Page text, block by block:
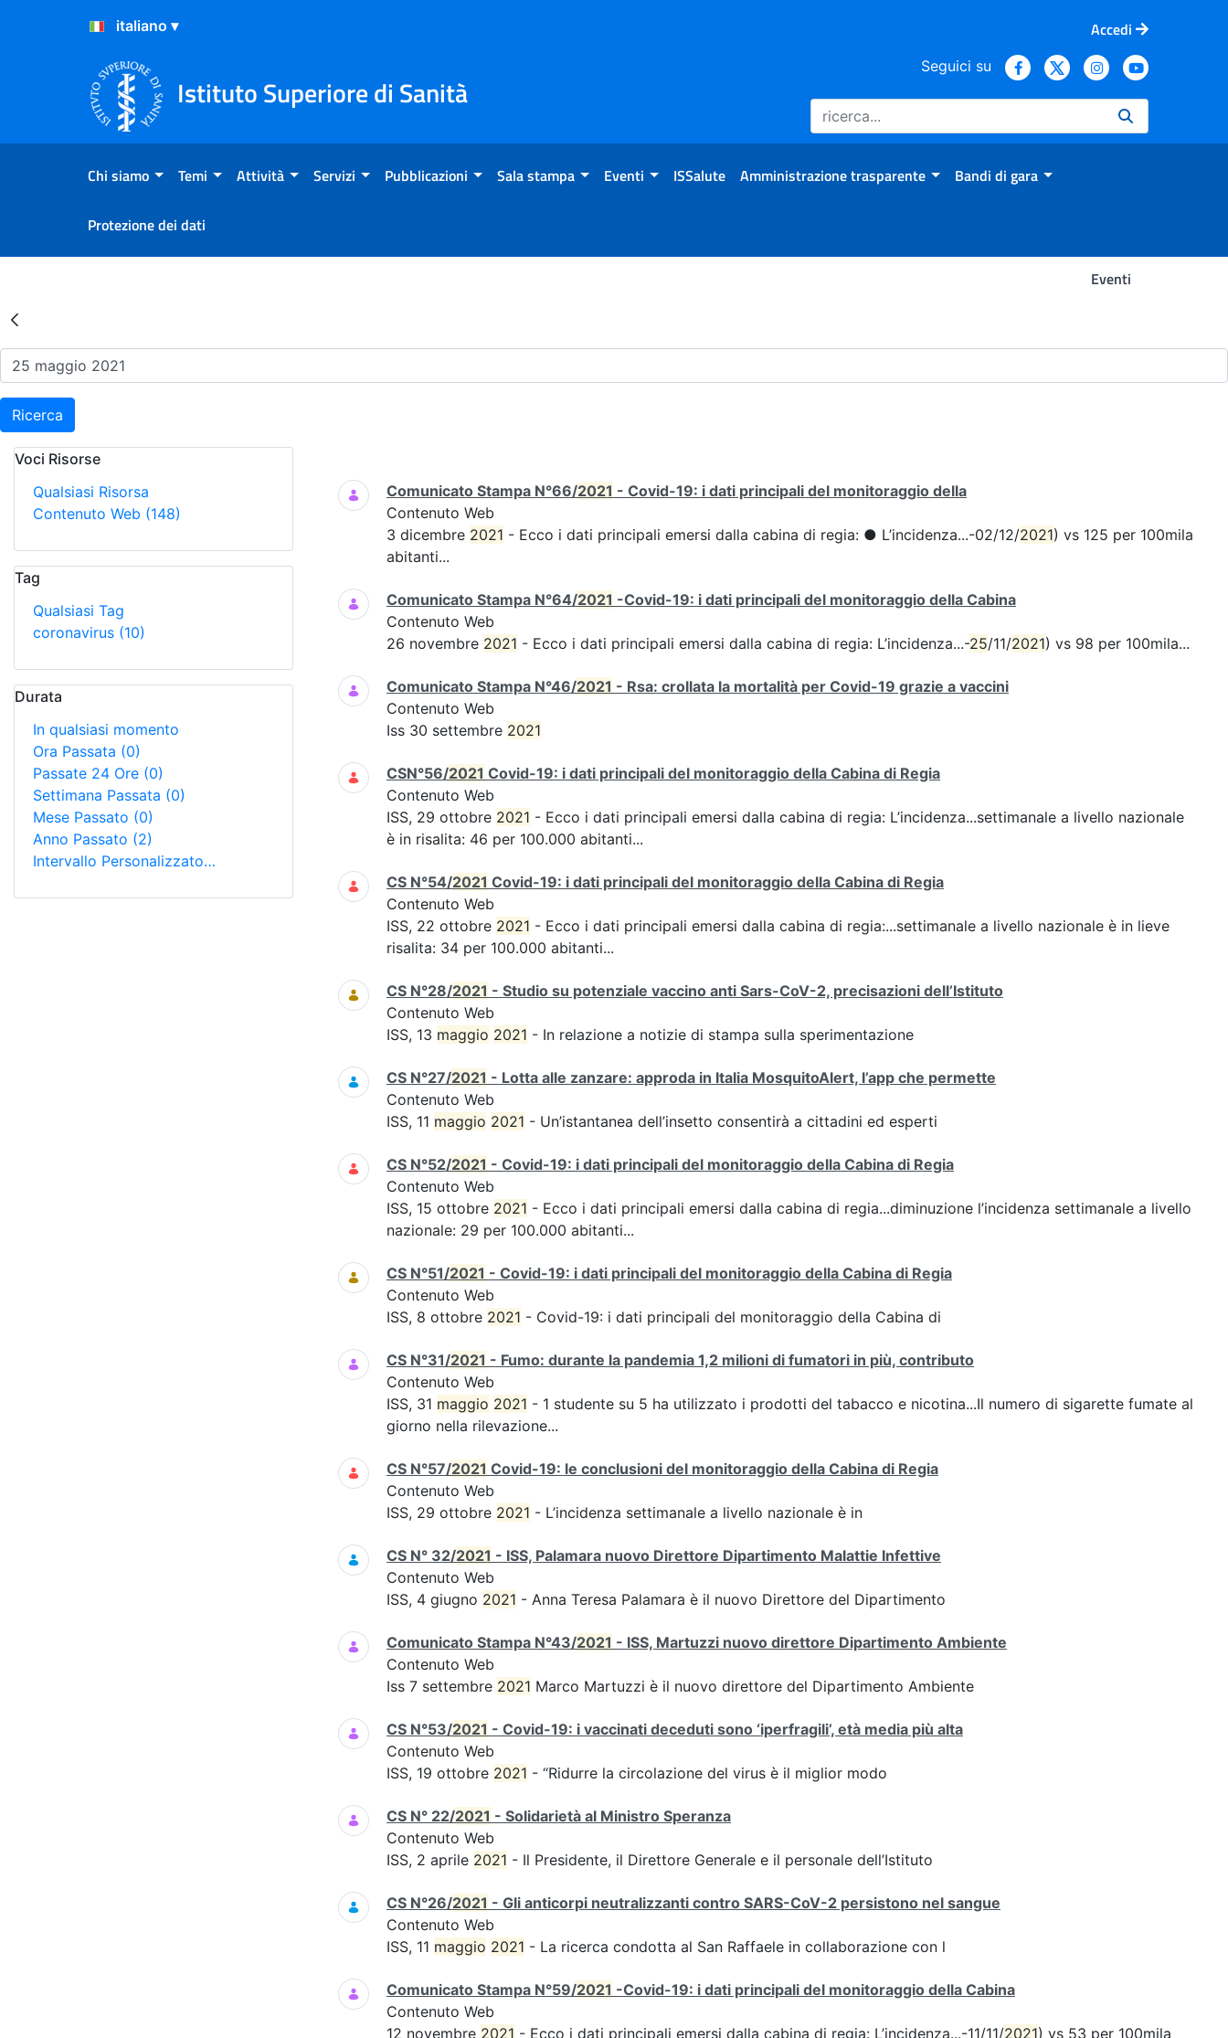
Salta al Contenuto
Salta al Footer
Accedi
Istituto Superiore di Sanità
Seguici su
Chi siamo Temi Attività Servizi Pubblicazioni Sala stampa Eventi ISSalute Amministrazione trasparente Bandi di gara
Protezione dei dati
Eventi
Risultati della Ricerca - Eventi
Ricerca
Voci Risorse
Qualsiasi Risorsa
Contenuto Web (148)
Tag
Qualsiasi Tag
coronavirus (10)
Durata
In qualsiasi momento
Ora Passata (0)
Passate 24 Ore (0)
Settimana Passata (0)
Mese Passato (0)
Anno Passato (2)
Intervallo Personalizzato…
Ricerca
Comunicato Stampa N°66/2021 - Covid-19: i dati principali del monitoraggio della
Contenuto Web
3 dicembre 2021 - Ecco i dati principali emersi dalla cabina di regia: ● L’incidenza...-02/12/2021) vs 125 per 100mila
abitanti...
Comunicato Stampa N°64/2021 -Covid-19: i dati principali del monitoraggio della Cabina
Contenuto Web
26 novembre 2021 - Ecco i dati principali emersi dalla cabina di regia: L’incidenza...-25/11/2021) vs 98 per 100mila...
Comunicato Stampa N°46/2021 - Rsa: crollata la mortalità per Covid-19 grazie a vaccini
Contenuto Web
Iss 30 settembre 2021
CSN°56/2021 Covid-19: i dati principali del monitoraggio della Cabina di Regia
Contenuto Web
ISS, 29 ottobre 2021 - Ecco i dati principali emersi dalla cabina di regia: L’incidenza...settimanale a livello nazionale
è in risalita: 46 per 100.000 abitanti...
CS N°54/2021 Covid-19: i dati principali del monitoraggio della Cabina di Regia
Contenuto Web
ISS, 22 ottobre 2021 - Ecco i dati principali emersi dalla cabina di regia:...settimanale a livello nazionale è in lieve
risalita: 34 per 100.000 abitanti...
CS N°28/2021 - Studio su potenziale vaccino anti Sars-CoV-2, precisazioni dell’Istituto
Contenuto Web
ISS, 13 maggio 2021 - In relazione a notizie di stampa sulla sperimentazione
CS N°27/2021 - Lotta alle zanzare: approda in Italia MosquitoAlert, l’app che permette
Contenuto Web
ISS, 11 maggio 2021 - Un’istantanea dell’insetto consentirà a cittadini ed esperti
CS N°52/2021 - Covid-19: i dati principali del monitoraggio della Cabina di Regia
Contenuto Web
ISS, 15 ottobre 2021 - Ecco i dati principali emersi dalla cabina di regia...diminuzione l’incidenza settimanale a livello
nazionale: 29 per 100.000 abitanti...
CS N°51/2021 - Covid-19: i dati principali del monitoraggio della Cabina di Regia
Contenuto Web
ISS, 8 ottobre 2021 - Covid-19: i dati principali del monitoraggio della Cabina di
CS N°31/2021 - Fumo: durante la pandemia 1,2 milioni di fumatori in più, contributo
Contenuto Web
ISS, 31 maggio 2021 - 1 studente su 5 ha utilizzato i prodotti del tabacco e nicotina...Il numero di sigarette fumate al
giorno nella rilevazione...
CS N°57/2021 Covid-19: le conclusioni del monitoraggio della Cabina di Regia
Contenuto Web
ISS, 29 ottobre 2021 - L’incidenza settimanale a livello nazionale è in
CS N° 32/2021 - ISS, Palamara nuovo Direttore Dipartimento Malattie Infettive
Contenuto Web
ISS, 4 giugno 2021 - Anna Teresa Palamara è il nuovo Direttore del Dipartimento
Comunicato Stampa N°43/2021 - ISS, Martuzzi nuovo direttore Dipartimento Ambiente
Contenuto Web
Iss 7 settembre 2021 Marco Martuzzi è il nuovo direttore del Dipartimento Ambiente
CS N°53/2021 - Covid-19: i vaccinati deceduti sono ‘iperfragili’, età media più alta
Contenuto Web
ISS, 19 ottobre 2021 - “Ridurre la circolazione del virus è il miglior modo
CS N° 22/2021 - Solidarietà al Ministro Speranza
Contenuto Web
ISS, 2 aprile 2021 - Il Presidente, il Direttore Generale e il personale dell’Istituto
CS N°26/2021 - Gli anticorpi neutralizzanti contro SARS-CoV-2 persistono nel sangue
Contenuto Web
ISS, 11 maggio 2021 - La ricerca condotta al San Raffaele in collaborazione con l
Comunicato Stampa N°59/2021 -Covid-19: i dati principali del monitoraggio della Cabina
Contenuto Web
12 novembre 2021 - Ecco i dati principali emersi dalla cabina di regia: L’incidenza...-11/11/2021) vs 53 per 100mila